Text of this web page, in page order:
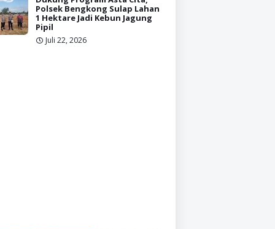
Polsek Bengkong Sulap Lahan
1 Hektare Jadi Kebun Jagung
Pipil
Juli 22, 2026